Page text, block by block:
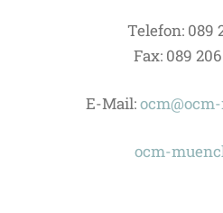
Telefon: 089
Fax: 089
E-Mail:
ocm-